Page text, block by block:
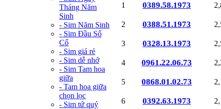
Tháng Năm
Sinh
- Sim Năm Sinh
- Sim Đầu Số
Cổ
- Sim giá rẻ
- Sim dễ nhớ
- Sim Tam hoa
giữa
- Tam hoa giữa
chọn lọc
- Sim tứ quý
1 0389.58.1973
2 0388.51.1973
3 0328.13.1973
4 0961.22.06.73
5 0868.01.02.73
6 0392.63.1973